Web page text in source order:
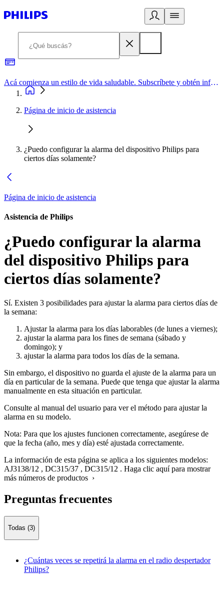
Acá comienza un estilo de vida saludable. Subscríbete y obtén información de primera mano
Página de inicio de asistencia
¿Puedo configurar la alarma del dispositivo Philips para
ciertos días solamente?
Página de inicio de asistencia
Asistencia de Philips
¿Puedo configurar la alarma
del dispositivo Philips para
ciertos días solamente?
Sí. Existen 3 posibilidades para ajustar la alarma para ciertos días de
la semana:
Ajustar la alarma para los días laborables (de lunes a viernes);
ajustar la alarma para los fines de semana (sábado y
domingo); y
ajustar la alarma para todos los días de la semana.
Sin embargo, el dispositivo no guarda el ajuste de la alarma para un
día en particular de la semana. Puede que tenga que ajustar la alarma
manualmente en esta situación en particular.
Consulte al manual del usuario para ver el método para ajustar la
alarma en su modelo.
Nota: Para que los ajustes funcionen correctamente, asegúrese de
que la fecha (año, mes y día) esté ajustada correctamente.
La información de esta página se aplica a los siguientes modelos:
AJ3138/12 , DC315/37 , DC315/12 . Haga clic aquí para mostrar
más números de productos ›
Preguntas frecuentes
Todas (3)
¿Cuántas veces se repetirá la alarma en el radio despertador
Philips?